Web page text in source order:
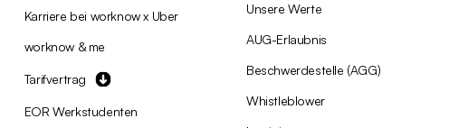
Karriere bei worknow x Uber
worknow & me
Tarifvertrag
EOR Werkstudenten
Unsere Werte
AÜG-Erlaubnis
Beschwerdestelle (AGG)
Whistleblower